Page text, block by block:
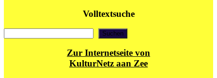
Volltextsuche
Suchen
Zur Internetseite von
KulturNetz aan Zee